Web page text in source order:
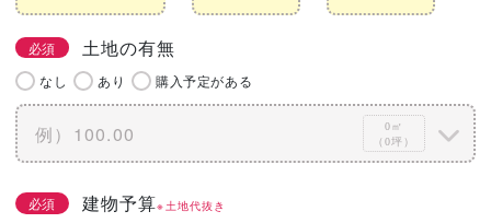
必須 土地の有無
なし あり 購入予定がある
0㎡
（0坪）
必須 建物予算※土地代抜き